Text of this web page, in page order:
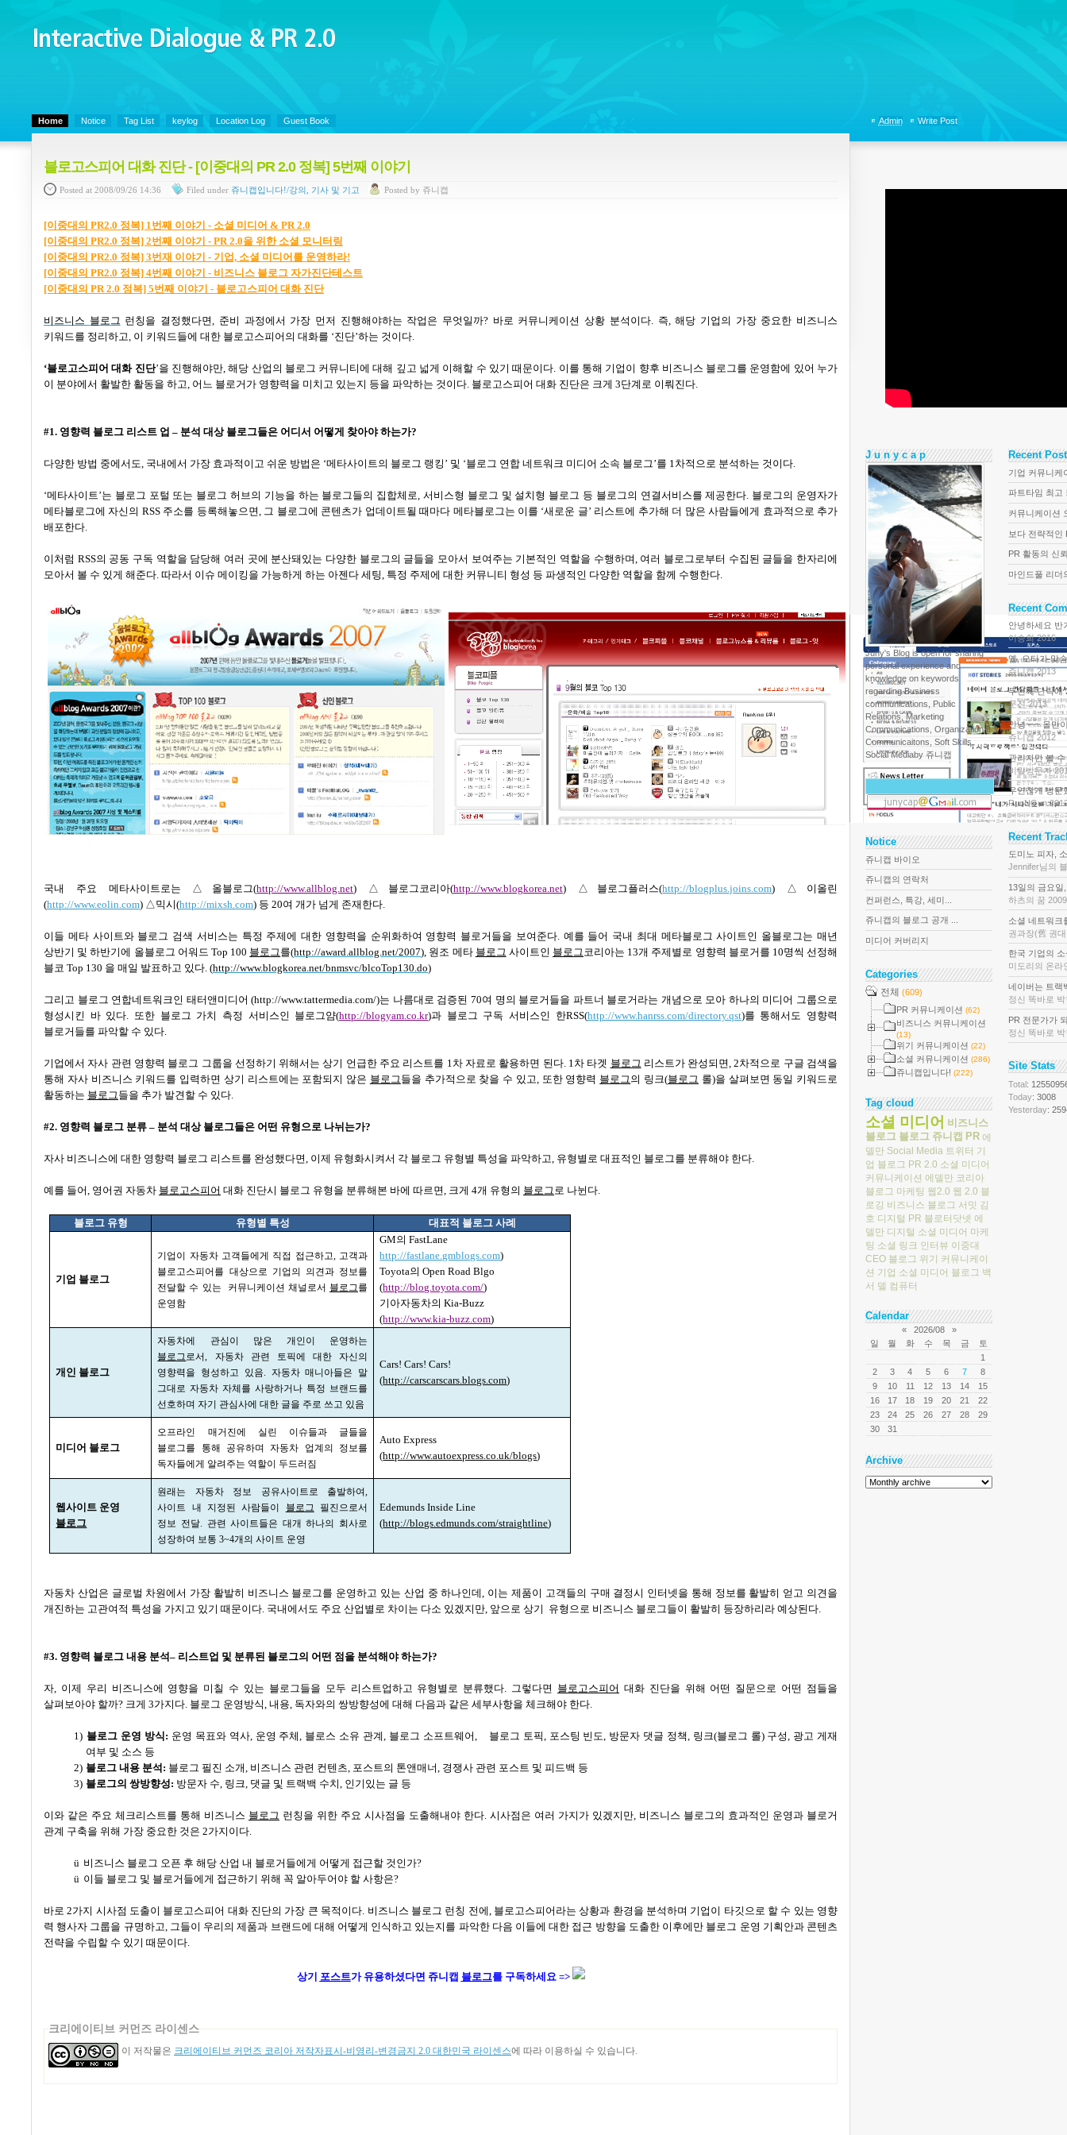
Interactive Dialogue &
PR 2.0
Home Notice Tag List keylog Location Log Guest Book
블로고스피어 대화 진단 - [이중대의 PR 2.0 정복] 5번째 이야기
Posted at 2008/09/26 14:36 Filed under 쥬니캡입니다!/강의, 기사 및 기고 Posted by 쥬니캡
[이중대의 PR2.0 정복] 1번째 이야기 - 소셜 미디어 & PR 2.0
[이중대의 PR2.0 정복] 2번째 이야기 - PR 2.0을 위한 소셜 모니터링
[이중대의 PR2.0 정복] 3번재 이야기 - 기업, 소셜 미디어를 운영하라!
[이중대의 PR2.0 정복] 4번째 이야기 - 비즈니스 블로그 자가진단테스트
[이중대의 PR 2.0 정복] 5번째 이야기 - 블로고스피어 대화 진단
비즈니스 블로그 런칭을 결정했다면, 준비 과정에서 가장 먼저 진행해야하는 작업은 무엇일까? 바로 커뮤니케이션 상황 분석이다. 즉,해당 기업의 가장 중요한 비즈니스
키워드를 정리하고, 이 키워드들에 대한 블로고스피어의 대화를 ‘진단’하는 것이다.
‘블로고스피어 대화 진단’을 진행해야만,해당 산업의 블로그 커뮤니티에 대해 깊고 넓게 이해할 수 있기 때문이다. 이를 통해 기업이 향후 비즈니스 블로그를 운영함에 있어 누가
이 분야에서 활발한 활동을 하고, 어느 블로거가 영향력을 미치고 있는지 등을 파악하는 것이다. 블로고스피어 대화 진단은 크게 3단계로 이뤄진다.
#1. 영향력 블로그 리스트 업 – 분석 대상 블로그들은 어디서 어떻게 찾아야 하는가?
다양한 방법 중에서도, 국내에서 가장 효과적이고 쉬운 방법은 ‘메타사이트의 블로그 랭킹 ’ 및 ‘블로그 연합 네트워크 미디어 소속 블로그’를 1차적으로 분석하는 것이다.
‘메타사이트’는 블로그 포털 또는 블로그 허브의 기능을 하는 블로그들의 집합체로,서비스형 블로그 및 설치형 블로그 등 블로그의 연결서비스를 제공한다. 블로그의 운영자가
메타블로그에 자신의 RSS 주소를 등록해놓으면, 그 블로그에 콘텐츠가 업데이트될 때마다 메타블로그는 이를 ‘새로운 글’ 리스트에 추가해 더 많은 사람들에게 효과적으로 추가
배포한다.
이처럼 RSS의 공동 구독 역할을 담당해 여러 곳에 분산돼있는 다양한 블로그의 글들을 모아서 보여주는 기본적인 역할을 수행하며, 여러 블로그로부터 수집된 글들을 한자리에
모아서 볼 수 있게 해준다. 따라서 이슈 메이킹을 가능하게 하는 아젠다 세팅, 특정 주제에 대한 커뮤니티 형성 등 파생적인 다양한 역할을 함께 수행한다.
국내 주요 메타사이트로는 △올블로그(http://www.allblog.net) △블로그코리아(http://www.blogkorea.net) △블로그플러스(http://blogplus.joins.com)
△이올린
(http://www.eolin.com) △믹시(http://mixsh.com) 등 20여 개가 넘게 존재한다
이들 메타 사이트와 블로그 검색 서비스는 특정 주제에 대한 영향력을 순위화하여 영향력 블로거들을 보여준다. 예를 들어 국내 최대 메타블로그 사이트인 올블로그는 매년
상반기 및 하반기에 올블로그 어워드 Top 100 블로그 를(http://award.allblog.net/2007), 원조 메타 블로그 사이트인 블로그 코리아는 13개 주제별로 영향력 블로거를 10명씩 선정해
블코 Top 130 을 매일 발표하고 있다 . (http://www.blogkorea.net/bnmsvc/blcoTop130.do)
그리고 블로그 연합네트워크인 태터앤미디어 (http://www.tattermedia.com/)는 나름대로 검증된 70여 명의 블로거들을 파트너 블로거라는 개념으로 모아 하나의 미디어 그룹으로
형성시킨 바 있다
또한 블로그 가치 측정 서비스인 블로그얌(http://blogyam.co.kr)과 블로그 구독 서비스인 한RSS(http://www.hanrss.com/directory.qst)를 통해서도 영향력
블로거들를 파악할 수 있다
기업에서 자사 관련 영향력 블로그 그룹을 선정하기 위해서는 상기 언급한 주요 리스트를 1 차 자료로 활용하면 된다. 1 차 타겟 블로그 리스트가 완성되면 , 2차적으로 구글 검색을
통해 자사 비즈니스 키워드를 입력하면 상기 리스트에는 포함되지 않은 블로그 들을 추가적으로 찾을 수 있고 또한 영향력 블로그 의 링크(블로그 롤)을 살펴보면 동일 키워드로
활동하는 블로그 들을 추가 발견할 수 있다
#2. 영향력 블로그 분류 – 분석 대상 블로그들은 어떤 유형으로 나뉘는가?
자사 비즈니스에 대한 영향력 블로그 리스트를 완성했다면 이제 유형화시켜서 각 블로그 유형별 특성을 파악하고 유형별로 대표적인 블로그를 분류해야 한다
예를 들어 영어권 자동차 블로고스피어 대화 진단시 블로그 유형을 분류해본 바에 따르면 크게 4개 유형의 블로그 로 나뉜다
블로그 유형 유형별 특성 대표적 블로그 사례
기업 블로그
기업이 자동차 고객들에게 직접 접근하고
고객과
블로고스피어를 대상으로 기업의 의견과 정보를
전달할 수 있는
커뮤니케이션 채널로서 블로그 를
운영함
GM의 FastLane
http://fastlane.gmblogs.com)
Toyota의 Open Road Blgo
(http://blog.toyota.com/)
기아자동차의 Kia-Buzz
(http://www.kia-buzz.com)
개인 블로그
자동차에 관심이 많은 개인이 운영하는
블로그 로서
자동차 관련 토픽에 대한 자신의
영향력을 형성하고 있음
자동차 매니아들은 말
그대로 자동차 자체를 사랑하거나 특정 브랜드를
선호하며 자기 관심사에 대한 글을 주로 쓰고 있음
Cars! Cars! Cars!
(http://carscarscars.blogs.com)
미디어 블로그
오프라인 매거진에 실린 이슈들과 글들을
블로그를 통해 공유하며 자동차 업계의 정보를
독자들에게 알려주는 역할이 두드러짐
Auto Express
(http://www.autoexpress.co.uk/blogs)
웹사이트 운영
블로그
원래는 자동차 정보 공유사이트로 출발하여
사이트 내 지정된 사람들이 블로그
필진으로서
정보 전달.
관련 사이트들은 대개 하나의 회사로
성장하여 보통 3~4개의 사이트 운영
Edemunds Inside Line
(http://blogs.edmunds.com/straightline)
자동차 산업은 글로벌 차원에서 가장 활발히 비즈니스 블로그를 운영하고 있는 산업 중 하나인데
이는 제품이 고객들의 구매 결정시 인터넷을 통해 정보를 활발히 얻고 의견을
개진하는 고관여적 특성을 가지고 있기 때문이다 국내에서도 주요 산업별로 차이는 다소 있겠지만 앞으로 상기 유형으로 비즈니스 블로그들이 활발히 등장하리라 예상된다
#3. 영향력 블로그 내용 분석– 리스트업 및 분류된 블로그의 어떤 점을 분석해야 하는가?
자 이제 우리 비즈니스에 영향을 미칠 수 있는 블로그들을 모두 리스트업하고 유형별로 분류했다 그렇다면 블로고스피어 대화 진단을 위해 어떤 질문으로 어떤 점들을
살펴보아야 할까? 크게 3가지다 블로그 운영방식 내용 독자와의 쌍방향성에 대해 다음과 같은 세부사항을 체크해야 한다
1) 블로그 운영 방식: 운영 목표와 역사, 운영 주체 블로스 소유 관계 블로그 소프트웨어 블로그 토픽 포스팅 빈도 방문자 댓글 정책 링크(블로그 롤) 구성
광고 게재
여부 및 소스 등
2) 블로그 내용 분석: 블로그 필진 소개 비즈니스 관련 컨텐츠 포스트의 톤앤매너 경쟁사 관련 포스트 및 피드백 등
3) 블로그의 쌍방향성: 방문자 수 링크 댓글 및 트랙백 수치 인기있는 글 등
이와 같은 주요 체크리스트를 통해 비즈니스 블로그 런칭을 위한 주요 시사점을 도출해내야 한다 시사점은 여러 가지가 있겠지만 비즈니스 블로그의 효과적인 운영과 블로거
관계 구축을 위해 가장 중요한 것은 2가지이다
ü 비즈니스 블로그 오픈 후 해당 산업 내 블로거들에게 어떻게 접근할 것인가?
ü 이들 블로그 및 블로거들에게 접근하기 위해 꼭 알아두어야 할 사항은?
바로2가지 시사점 도출이 블로고스피어 대화 진단의 가장 큰 목적이다 비즈니스 블로그 런칭 전에 블로고스피어라는 상황과 환경을 분석하며 기업이 타깃으로 할 수 있는 영향
력 행사자 그룹을 규명하고
그들이 우리의 제품과 브랜드에 대해 어떻게 인식하고 있는지를 파악한 다음 이들에 대한 접근 방향을 도출한 이후에만 블로그 운영 기획안과 콘텐츠
전략을 수립할 수 있기 때문이다
상기 포스트가유용하셨다면 쥬니캡 블로그를 구독하세요 =>
크리에이티브 커먼즈 라이센스
이 저작물은 크리에이티브 커먼즈 코리아 저작자표시-비영리-변경금지 2.0 대한민국 라이센스에 따라 이용하실 수 있습니다.
Admin Write Post
J u n y c a p
Juny's Blog is open for sharing
personal experience and
knowledge on keywords
regarding Business
communications, Public
Relations, Marketing
Communications, Organizational
Communicaitons, Soft Skills,
Social Mediaby 쥬니캡
Notice
쥬니캡 바이오
쥬니캡의 연락처
컨퍼런스, 특강, 세미...
쥬니캡의 블로그 공개 ...
미디어 커버리지
Categories
전체 (609)
PR 커뮤니케이션 (62)
비즈니스 커뮤니케이션
(13)
위기 커뮤니케이션 (22)
소셜 커뮤니케이션 (286)
쥬니캡입니다! (222)
Tag cloud
소셜 미디어 비즈니스
블로그 블로그 쥬니캡 PR 에
델만 Social Media 트위터 기
업 블로그 PR 2.0 소셜 미디어
커뮤니케이션 에델만 코리아
블로그 마케팅 웹2.0 웹 2.0 블
로깅 비즈니스 블로그 서밋 김
호 디지털 PR 블로터닷넷 에
델만 디지털 소셜 미디어 마케
팅 소셜 링크 인터뷰 이중대
CEO 블로그 위기 커뮤니케이
션 기업 소셜 미디어 블로그 백
서 델 컴퓨터
Calendar
« 2026/08
»
일
월 화 수 목 금
토
1
2
3 4 5 6 7
8
9
10 11 12 13 14
15
16
17 18 19 20 21
22
23
24 25 26 27 28
29
30
31
Archive
Recent
기업 커뮤니케
파트타임 최고
커뮤니케이션
보다 전략적인
PR 활동의 신
마인드풀 리더
Recent
안녕하세요 반
이승희 2016
옙, 오타가 맞
쥬니캡 2013
두번째 단락에
문진 2013
안녕~~~ 올만
쥬니캡 2012
관리자만 볼
비밀방문자
우연찮게 방문
RunNGun
Recent
도미노 피자,
Jennifer님의
13일의 금요일
하츠의 꿈 2009
소셜 네트워크
권과장(舊 권
한국 기업의
미도리의 온라
네이버는 트랙
정신 똑바로
PR 전문가가
정신 똑바로
Site Stats
Total:
Today: 3008
Yesterday: